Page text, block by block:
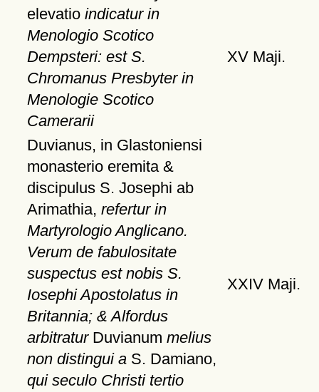
elevatio indicatur in
Menologio Scotico
Dempsteri: est S.
Chromanus Presbyter in
Menologie Scotico
Camerarii
XV Maji.
Duvianus, in Glastoniensi
monasterio eremita &
discipulus S. Josephi ab
Arimathia, refertur in
Martyrologio Anglicano.
Verum de fabulositate
suspectus est nobis S.
Iosephi Apostolatus in
Britannia; & Alfordus
arbitraturDuvianum melius
non distingui aS. Damiano,
qui seculo Christi tertio
XXIV Maji.